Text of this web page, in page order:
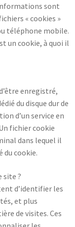
sont
« cookies »
téléphone mobile.
un cookie, à quoi il
enregistré,
du disque dur de
d’un service en
fichier cookie
dans lequel il
du cookie.
site ?
d’identifier les
et plus
de visites. Ces